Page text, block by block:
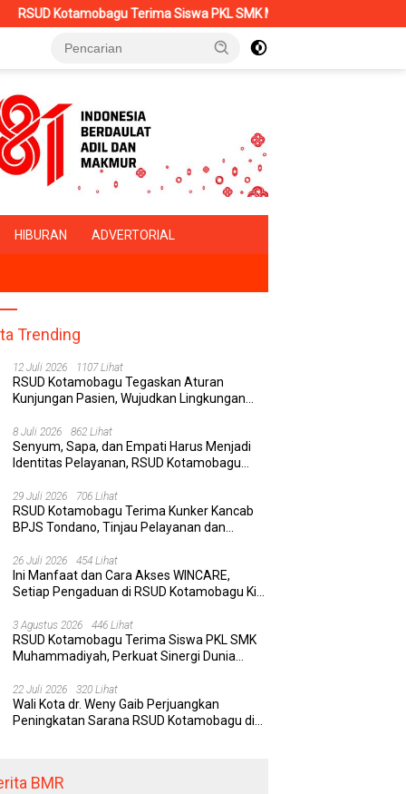
Siswa PKL SMK Muhammadiyah, Perkuat Sinergi Dunia
HIBURAN ADVERTORIAL
Trending
12 Juli 2026 1107 Lihat
RSUD Kotamobagu Tegaskan Aturan
Kunjungan Pasien, Wujudkan Lingkungan
Berkualitas
8 Juli 2026 862 Lihat
Senyum, Sapa, dan Empati Harus Menjadi
Identitas Pelayanan, RSUD Kotamobagu
29 Juli 2026 706 Lihat
RSUD Kotamobagu Terima Kunker Kancab
BPJS Tondano, Tinjau Pelayanan dan
26 Juli 2026 454 Lihat
Ini Manfaat dan Cara Akses WINCARE,
Setiap Pengaduan di RSUD Kotamobagu Kini
3 Agustus 2026 446 Lihat
RSUD Kotamobagu Terima Siswa PKL SMK
Muhammadiyah, Perkuat Sinergi Dunia
22 Juli 2026 320 Lihat
Wali Kota dr. Weny Gaib Perjuangkan
Peningkatan Sarana RSUD Kotamobagu di
BMR